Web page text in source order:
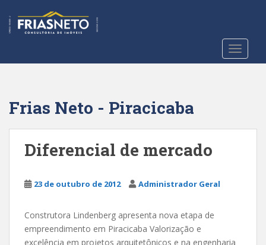
t
Frias Neto - Piracicaba
Diferencial de mercado
23 de outubro de 2012 Administrador Geral
Construtora Lindenberg apresenta nova etapa de
empreendimento em Piracicaba Valorização e
excelência em projetos arquitetônicos e na engenharia